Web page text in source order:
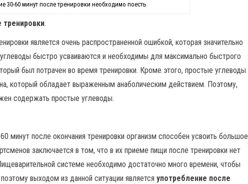
30-60 минут после тренировки необходимо поесть
тренировки.
является очень распространенной ошибкой, которая значительно
быстро усваиваются и необходимы для максимально быстрого
был потрачен во время тренировки. Кроме этого, простые углеводы
который обладает выраженным анаболическим действием. Поэтому,
содержать простые углеводы.
минут после окончания тренировки организм способен усвоить большое
заключается в том, что в их приеме пищи после тренировки нет
системе необходимо достаточно много времени, чтобы
выходом из данной ситуации является употребление после